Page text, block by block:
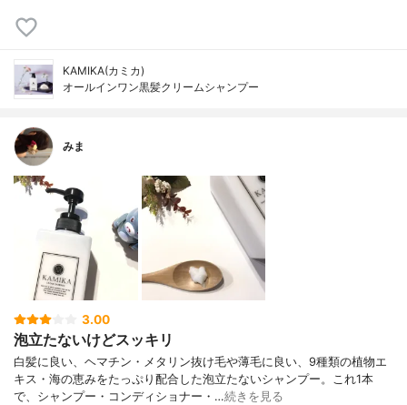
KAMIKA(カミカ)
オールインワン黒髪クリームシャンプー
みま
3.00
泡立たないけどスッキリ
白髪に良い、ヘマチン・メタリン抜け毛や薄毛に良い、9種類の植物エ
キス・海の恵みをたっぷり配合した泡立たないシャンプー。これ1本
で、シャンプー・コンディショナー・…続きを見る